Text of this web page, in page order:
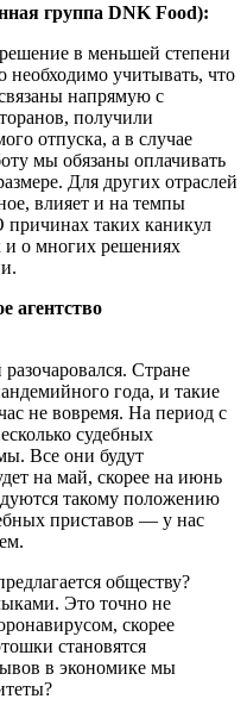
группа DNK Food):
в меньшей степени
необходимо учитывать, что
напрямую с
получили
отпуска, а в случае
мы обязаны оплачивать
Для других отраслей
влияет и на темпы
причинах таких каникул
и о многих решениях
агентство
Стране
года, и такие
не вовремя. На период с
судебных
Все они будут
на май, скорее на июнь
такому положению
приставов — у нас
обществу?
Это точно не
скорее
становятся
в экономике мы